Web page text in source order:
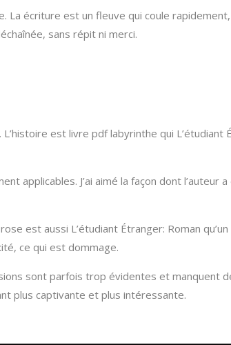
La écriture est un fleuve qui coule
sans répit ni merci.
est livre pdf labyrinthe qui L’étudiant
J’ai aimé la façon dont l’auteur
est aussi L’étudiant Étranger: Roman
ce qui est dommage.
sont parfois trop évidentes et manquent
plus captivante et plus intéressante.